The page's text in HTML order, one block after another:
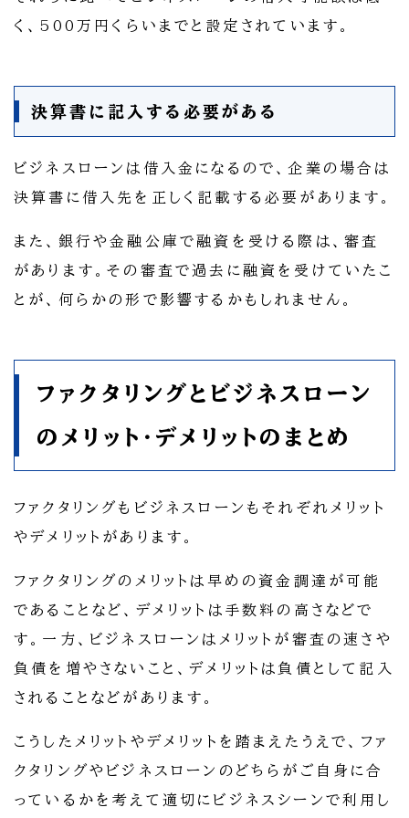
く、500万円くらいまでと設定されています。
決算書に記入する必要がある
ビジネスローンは借入金になるので、企業の場合は
決算書に借入先を正しく記載する必要があります。
また、銀行や金融公庫で融資を受ける際は、審査
があります。その審査で過去に融資を受けていたこ
とが、何らかの形で影響するかもしれません。
ファクタリングとビジネスローン
のメリット・デメリットのまとめ
ファクタリングもビジネスローンもそれぞれメリット
やデメリットがあります。
ファクタリングのメリットは早めの資金調達が可能
であることなど、デメリットは手数料の高さなどで
す。一方、ビジネスローンはメリットが審査の速さや
負債を増やさないこと、デメリットは負債として記入
されることなどがあります。
こうしたメリットやデメリットを踏まえたうえで、ファ
クタリングやビジネスローンのどちらがご自身に合
っているかを考えて適切にビジネスシーンで利用し